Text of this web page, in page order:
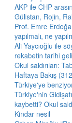
AKP ile CHP
Gülistan, Rojin,
Prof. Emre
yapılmalı, ne
Ali Yaycıoğlu ile
rekabetin tarihi
Okul saldırıları:
Haftaya Bakış
Türkiye'ye
Türkiye'nin
kaybetti? Okul
Kindar nesil